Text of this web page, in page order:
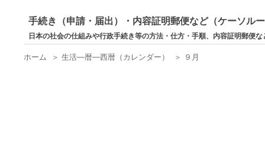
手続き（申請・届出）・内容証明郵便など（ケーソルー
日本の社会の仕組みや行政手続き等の方法・仕方・手順、内容証明郵便
ホーム ＞生活―暦―西暦（カレンダー） ＞ ９月